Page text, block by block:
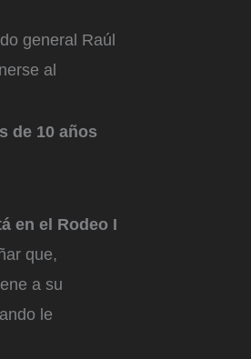
general Raúl
al
de 10 años
en el Rodeo I
que,
a su
le